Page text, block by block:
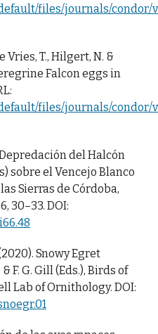
files/journals/condor/
Vries, T., Hilgert, N. &
Falcon eggs in
files/journals/condor/
Depredación del Halcón
sobre el Vencejo Blanco
Sierras de Córdoba,
30–33. DOI:
Snowy Egret
F. G. Gill (Eds.), Birds of
Lab of Ornithology. DOI: